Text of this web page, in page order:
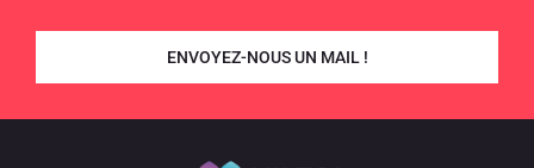
ENVOYEZ-NOUS UN MAIL !